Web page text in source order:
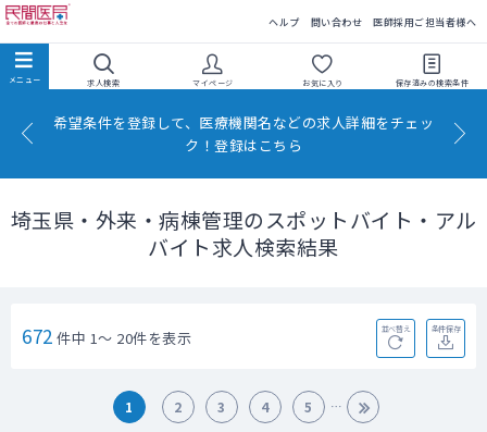
ヘルプ 問い合わせ 医師採用ご担当者様へ
求人検索 マイページ お気に入り 保存済みの検索条件
希望条件を登録して、医療機関名などの求人詳細をチェッ
ク！登録はこちら
埼玉県・外来・病棟管理のスポットバイト・アル
バイト求人検索結果
672 件中 1～ 20件を表示 並べ替え 条件保存
1 2 3 4 5